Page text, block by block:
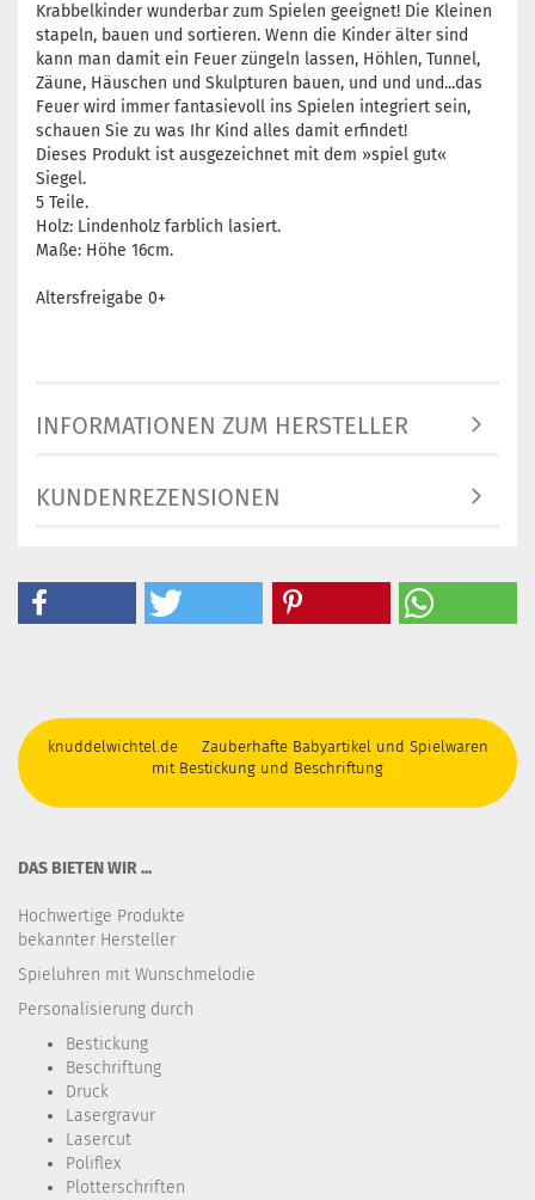
Krabbelkinder wunderbar zum Spielen geeignet! Die Kleinen
stapeln, bauen und sortieren. Wenn die Kinder älter sind
kann man damit ein Feuer züngeln lassen, Höhlen, Tunnel,
Zäune, Häuschen und Skulpturen bauen, und und und...das
Feuer wird immer fantasievoll ins Spielen integriert sein,
schauen Sie zu was Ihr Kind alles damit erfindet!
Dieses Produkt ist ausgezeichnet mit dem »spiel gut«
Siegel.
5 Teile.
Holz: Lindenholz farblich lasiert.
Maße: Höhe 16cm.
Altersfreigabe 0+
INFORMATIONEN ZUM HERSTELLER
KUNDENREZENSIONEN
knuddelwichtel.de Zauberhafte Babyartikel und Spielwaren
mit Bestickung und Beschriftung
DAS BIETEN WIR ...
Hochwertige Produkte
bekannter Hersteller
Spieluhren mit Wunschmelodie
Personalisierung durch
Bestickung​
Beschriftung
Druck
Lasergravur
Lasercut
Poliflex
Plotterschriften